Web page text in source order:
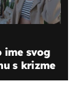
ime svog
s krizme